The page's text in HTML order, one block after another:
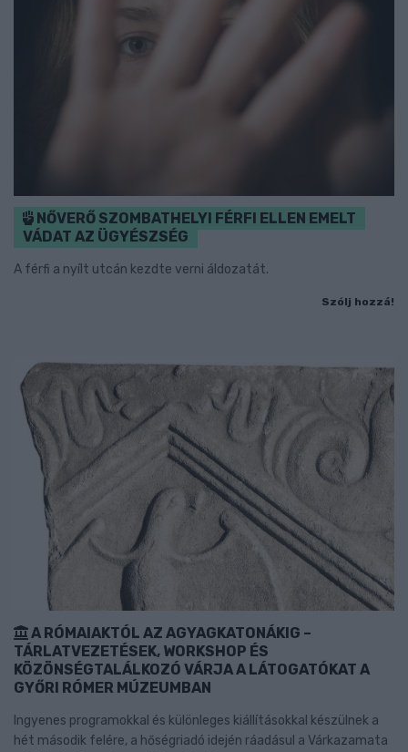
NŐVERŐ SZOMBATHELYI FÉRFI ELLEN EMELT
VÁDAT AZ ÜGYÉSZSÉG
A férfi a nyílt utcán kezdte verni áldozatát.
Szólj hozzá!
A RÓMAIAKTÓL AZ AGYAGKATONÁKIG –
TÁRLATVEZETÉSEK, WORKSHOP ÉS
KÖZÖNSÉGTALÁLKOZÓ VÁRJA A LÁTOGATÓKAT A
GYŐRI RÓMER MÚZEUMBAN
Ingyenes programokkal és különleges kiállításokkal készülnek a
hét második felére, a hőségriadó idején ráadásul a Várkazamata